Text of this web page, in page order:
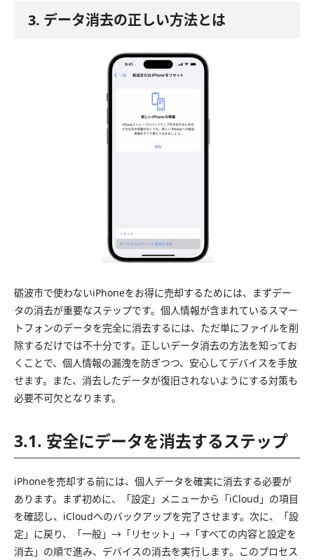
3. データ消去の正しい方法とは
砺波市で使わないiPhoneをお得に売却するためには、まずデー
タの消去が重要なステップです。個人情報が含まれているスマー
トフォンのデータを完全に消去するには、ただ単にファイルを削
除するだけでは不十分です。正しいデータ消去の方法を知ってお
くことで、個人情報の漏洩を防ぎつつ、安心してデバイスを手放
せます。また、消去したデータが復旧されないようにする対策も
必要不可欠となります。
3.1. 安全にデータを消去するステップ
iPhoneを売却する前には、個人データを確実に消去する必要が
あります。まず初めに、「設定」メニューから「iCloud」の項目
を確認し、iCloudへのバックアップを完了させます。次に、「設
定」に戻り、「一般」→「リセット」→「すべての内容と設定を
消去」の順で進み、デバイスの消去を実行します。このプロセス